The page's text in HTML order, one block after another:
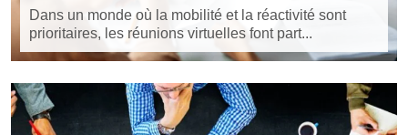
Dans un monde où la mobilité et la réactivité sont
prioritaires, les réunions virtuelles font part...